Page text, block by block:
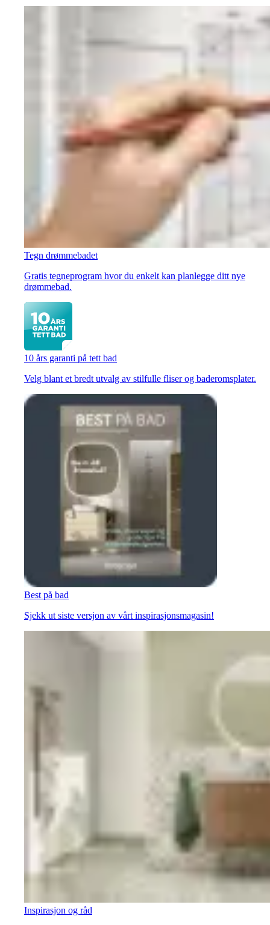
Tegn drømmebadet
Gratis tegneprogram hvor du enkelt kan planlegge ditt nye
drømmebad.
10 års garanti på tett bad
Velg blant et bredt utvalg av stilfulle fliser og baderomsplater.
Best på bad
Sjekk ut siste versjon av vårt inspirasjonsmagasin!
Inspirasjon og råd